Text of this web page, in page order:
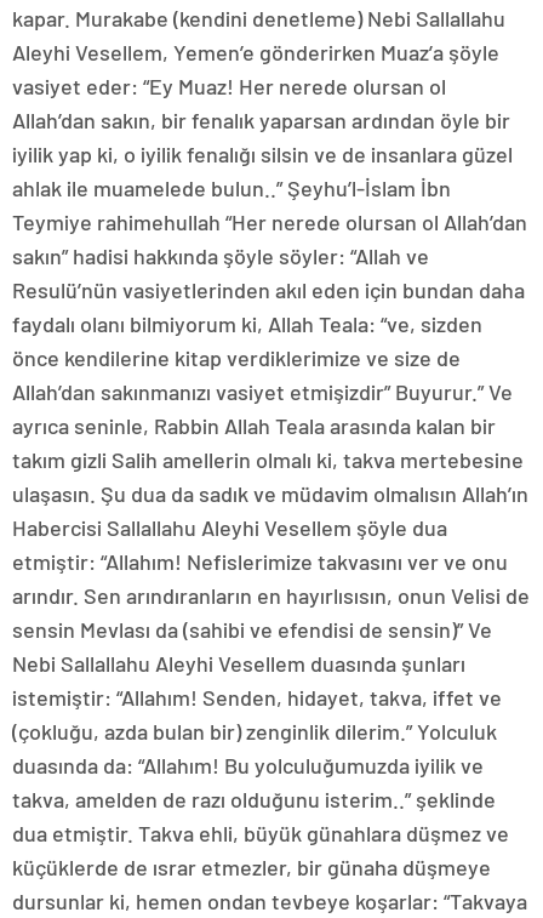
kapar. Murakabe (kendini denetleme) Nebi Sallallahu
Aleyhi Vesellem, Yemen’e gönderirken Muaz’a şöyle
vasiyet eder: “Ey Muaz! Her nerede olursan ol
Allah’dan sakın, bir fenalık yaparsan ardından öyle bir
iyilik yap ki, o iyilik fenalığı silsin ve de insanlara güzel
ahlak ile muamelede bulun..” Şeyhu’l-İslam İbn
Teymiye rahimehullah “Her nerede olursan ol Allah’dan
sakın” hadisi hakkında şöyle söyler: “Allah ve
Resulü’nün vasiyetlerinden akıl eden için bundan daha
faydalı olanı bilmiyorum ki, Allah Teala: “ve, sizden
önce kendilerine kitap verdiklerimize ve size de
Allah’dan sakınmanızı vasiyet etmişizdir” Buyurur.” Ve
ayrıca seninle, Rabbin Allah Teala arasında kalan bir
takım gizli Salih amellerin olmalı ki, takva mertebesine
ulaşasın. Şu dua da sadık ve müdavim olmalısın Allah’ın
Habercisi Sallallahu Aleyhi Vesellem şöyle dua
etmiştir: “Allahım! Nefislerimize takvasını ver ve onu
arındır. Sen arındıranların en hayırlısısın, onun Velisi de
sensin Mevlası da (sahibi ve efendisi de sensin)” Ve
Nebi Sallallahu Aleyhi Vesellem duasında şunları
istemiştir: “Allahım! Senden, hidayet, takva, iffet ve
(çokluğu, azda bulan bir) zenginlik dilerim.” Yolculuk
duasında da: “Allahım! Bu yolculuğumuzda iyilik ve
takva, amelden de razı olduğunu isterim..” şeklinde
dua etmiştir. Takva ehli, büyük günahlara düşmez ve
küçüklerde de ısrar etmezler, bir günaha düşmeye
dursunlar ki, hemen ondan tevbeye koşarlar: “Takvaya